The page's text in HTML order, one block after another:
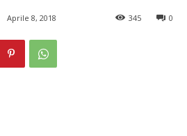
Aprile 8, 2018 0
345